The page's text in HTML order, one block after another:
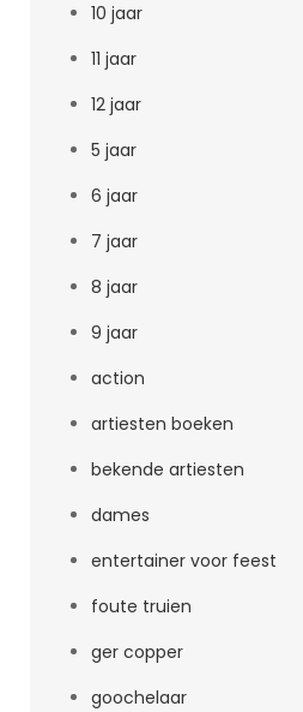
10 jaar
11 jaar
12 jaar
5 jaar
6 jaar
7 jaar
8 jaar
9 jaar
action
artiesten boeken
bekende artiesten
dames
entertainer voor feest
foute truien
ger copper
goochelaar